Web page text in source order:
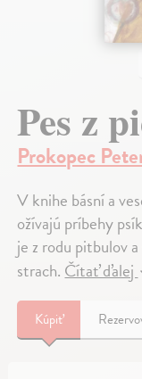
Pes z
Prokopec
V knihe básní a
ožívajú príbehy
je z rodu pitbulov
strach.Čítať ďalej
Kúpiť